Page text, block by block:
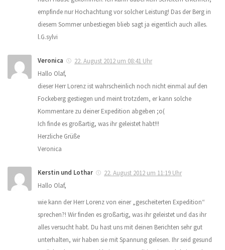
empfinde nur Hochachtung vor solcher Leistung! Das der Berg in
diesem Sommer unbestiegen blieb sagt ja eigentlich auch alles.
l.G.sylvi
Veronica
22. August 2012 um 08:41 Uhr
Hallo Olaf,
dieser Herr Lorenz ist wahrscheinlich noch nicht einmal auf den
Fockeberg gestiegen und meint trotzdem, er kann solche
Kommentare zu deiner Expedition abgeben ;o(
Ich finde es großartig, was ihr geleistet habt!!!
Herzliche Grüße
Veronica
Kerstin und Lothar
22. August 2012 um 11:19 Uhr
Hallo Olaf,
wie kann der Herr Lorenz von einer „gescheiterten Expedition“
sprechen?! Wir finden es großartig, was ihr geleistet und das ihr
alles versucht habt. Du hast uns mit deinen Berichten sehr gut
unterhalten, wir haben sie mit Spannung gelesen. Ihr seid gesund